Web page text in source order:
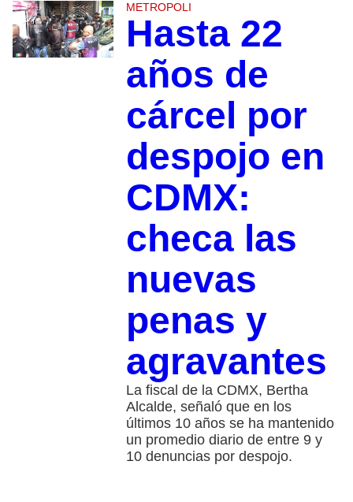
METROPOLI
Hasta 22
años de
cárcel por
despojo en
CDMX:
checa las
nuevas
penas y
agravantes
La fiscal de la CDMX, Bertha
Alcalde, señaló que en los
últimos 10 años se ha mantenido
un promedio diario de entre 9 y
10 denuncias por despojo.